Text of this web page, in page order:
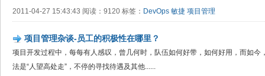
2011-04-27 15:43:43 阅读：9120 标签： DevOps 敏捷 项目管理
项目管理杂谈-员工的积极性在哪里？
项目开发过程中，每每有人感叹，曾几何时，队伍如何好带，如何好用，而如
法是“人望高处走”，不停的寻找待遇及其他......